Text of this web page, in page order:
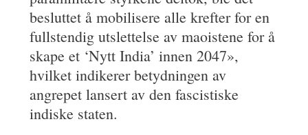
besluttet å mobilisere alle krefter for en
fullstendig utslettelse av maoistene for å
skape et ‘Nytt India’ innen 2047»,
hvilket indikerer betydningen av
angrepet lansert av den fascistiske
indiske staten.